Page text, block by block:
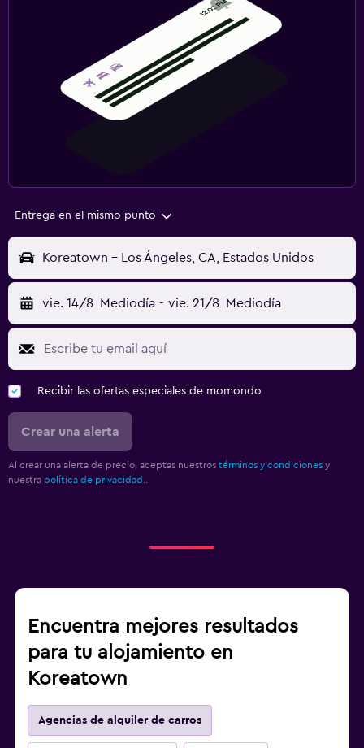
Entrega en el mismo punto
Koreatown - Los Ángeles, CA, Estados Unidos
vie. 14/8 Mediodía - vie. 21/8 Mediodía
Recibir las ofertas especiales de momondo
Crear una alerta
Al crear una alerta de precio, aceptas nuestros términos y condiciones y
nuestra política de privacidad..
Encuentra mejores resultados
para tu alojamiento en
Koreatown
Agencias de alquiler de carros